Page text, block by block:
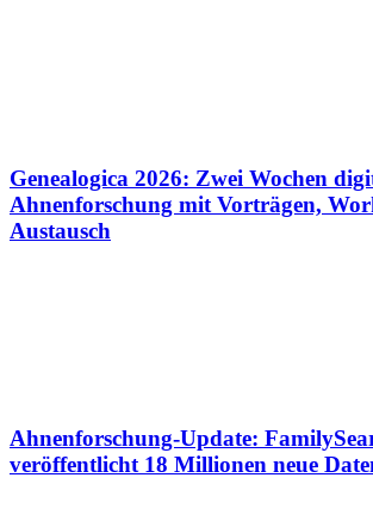
Genealogica 2026: Zwei Wochen
Ahnenforschung mit Vorträgen,
Austausch
Ahnenforschung-Update:
veröffentlicht 18 Millionen neue